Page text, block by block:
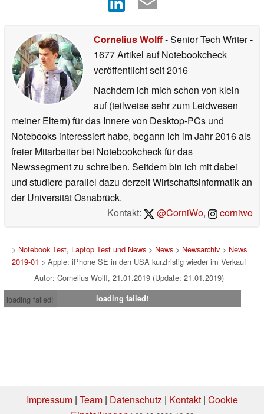
Cornelius Wolff- Senior Tech Writer-
1677 Artikel auf Notebookcheck
veröffentlichtseit 2016
Nachdem ich mich schon von klein
auf (teilweise sehr zum Leidwesen
meiner Eltern) für das Innere von Desktop-PCs und
Notebooks interessiert habe, begann ich im Jahr 2016 als
freier Mitarbeiter bei Notebookcheck für das
Newssegment zu schreiben. Seitdem bin ich mit dabei
und studiere parallel dazu derzeit Wirtschaftsinformatik an
der Universität Osnabrück.
Kontakt:
@CorniWo, corniwo
> Notebook Test, Laptop Test und News> News> Newsarchiv> News
2019-01 > Apple: iPhone SE in den USA kurzfristig wieder im Verkauf
Autor: Cornelius Wolff, 21.01.2019 (Update: 21.01.2019)
loading failed!
loading failed!
Impressum| Team| Datenschutz| Kontakt| Cookie